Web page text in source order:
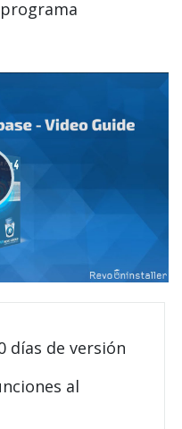
días de versión
al